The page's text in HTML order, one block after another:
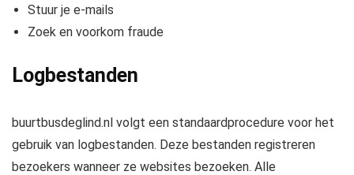
Stuur je e-mails
Zoek en voorkom fraude
Logbestanden
buurtbusdeglind.nl volgt een standaardprocedure voor het
gebruik van logbestanden. Deze bestanden registreren
bezoekers wanneer ze websites bezoeken. Alle